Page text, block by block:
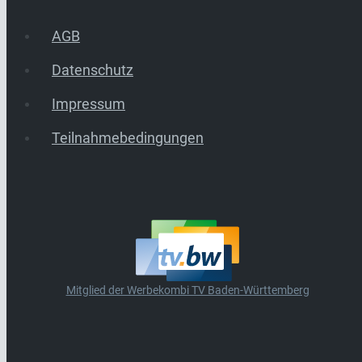
AGB
Datenschutz
Impressum
Teilnahmebedingungen
Mitglied der Werbekombi TV Baden-Württemberg